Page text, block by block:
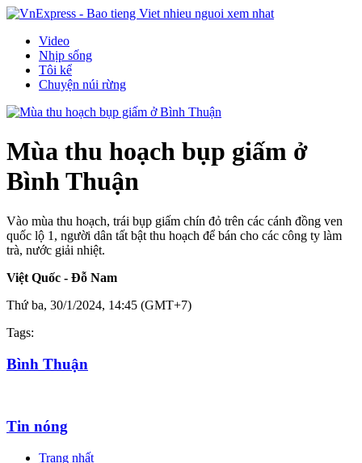
Video
Nhịp sống
Tôi kể
Chuyện núi rừng
Mùa thu hoạch bụp giấm ở
Bình Thuận
Vào mùa thu hoạch, trái bụp giấm chín đỏ trên các cánh đồng ven
quốc lộ 1, người dân tất bật thu hoạch để bán cho các công ty làm
trà, nước giải nhiệt.
Việt Quốc - Đỗ Nam
Thứ ba, 30/1/2024, 14:45 (GMT+7)
Tags:
Bình Thuận
Tin nóng
Trang nhất